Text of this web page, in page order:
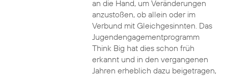
an die Hand, um Veränderungen
anzustoßen, ob allein oder im
Verbund mit Gleichgesinnten. Das
Jugendengagementprogramm
Think Big hat dies schon früh
erkannt und in den vergangenen
Jahren erheblich dazu beigetragen,